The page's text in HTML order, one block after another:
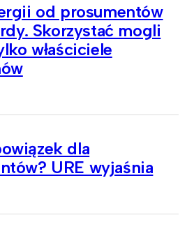
od prosumentów
Skorzystać mogli
właściciele
dla
URE wyjaśnia